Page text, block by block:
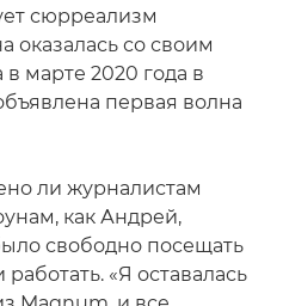
сюрреализм
оказалась со своим
марте 2020 года в
первая волна
ли журналистам
как Андрей,
свободно посещать
«Я оставалась